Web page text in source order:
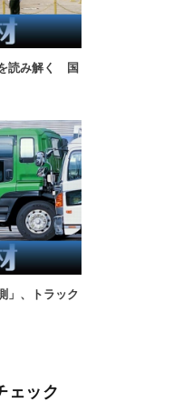
読み解く 国
」、トラック
ェック